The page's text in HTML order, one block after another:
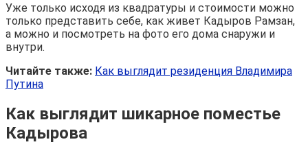
Уже только исходя из квадратуры и стоимости можно
только представить себе, как живет Кадыров Рамзан,
а можно и посмотреть на фото его дома снаружи и
внутри.
Читайте также: Как выглядит резиденция Владимира
Путина
Как выглядит шикарное поместье
Кадырова